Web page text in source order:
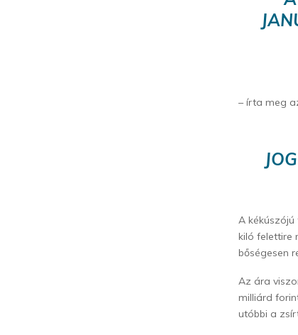
– írta meg
A
kiló felettire
bőségesen
Az ára
milliárd
utóbbi a